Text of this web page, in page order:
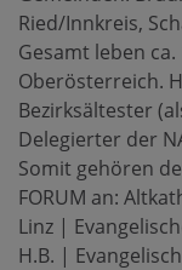
Ried/Innkreis,
Gesamt leben
Oberösterreich.
Bezirksältester
Delegierter der
Somit gehören
FORUM an:
Linz |
H.B. |